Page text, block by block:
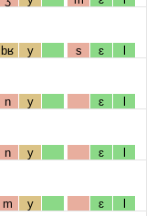
bʁ y s ɛ l
n y ɛ l
n y ɛ l
m y ɛ l